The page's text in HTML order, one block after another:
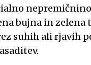
bujna in zelena
suhih ali rjavih